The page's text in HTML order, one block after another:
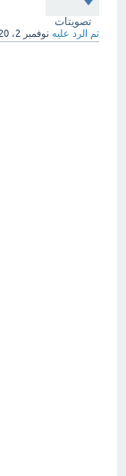
تصويتات
تم الرد عليه نوفمبر 2، 2020